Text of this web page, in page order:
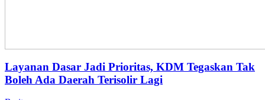
Layanan Dasar Jadi Prioritas, KDM Tegaskan Tak
Boleh Ada Daerah Terisolir Lagi